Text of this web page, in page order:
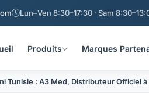
Lun–Ven 8:30–17:30 · Sam
Produits Marques
Tunisie : A3 Med, Distributeur Officiel à